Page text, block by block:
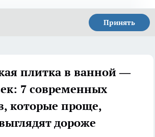
Принять
плитка в ванной —
7 современных
которые проще,
дороже